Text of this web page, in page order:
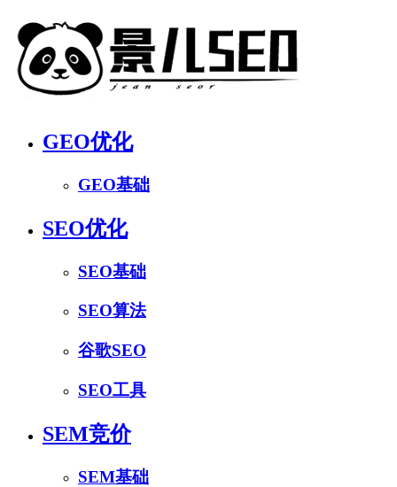
GEO优化
GEO基础
SEO优化
SEO基础
SEO算法
谷歌SEO
SEO工具
SEM竞价
SEM基础